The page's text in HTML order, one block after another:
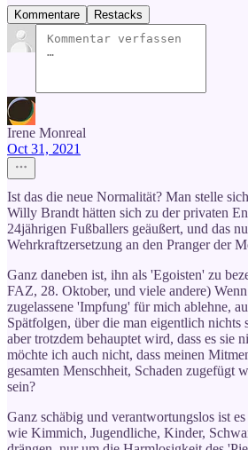
Kommentare Restacks
Irene Monreal
Oct 31, 2021
Ist das die neue Normalität? Man stelle
Willy Brandt hätten sich zu der privaten
24jährigen Fußballers geäußert, und das
Wehrkraftzersetzung an den Pranger der
Ganz daneben ist, ihn als 'Egoisten' zu
FAZ, 28. Oktober, und viele andere)
zugelassene 'Impfung' für mich ablehne,
Spätfolgen, über die man eigentlich nichts
aber trotzdem behauptet wird, dass es sie
möchte ich auch nicht, dass meinen
gesamten Menschheit, Schaden zugefügt
sein?
Ganz schäbig und verantwortungslos ist
wie Kimmich, Jugendliche, Kinder,